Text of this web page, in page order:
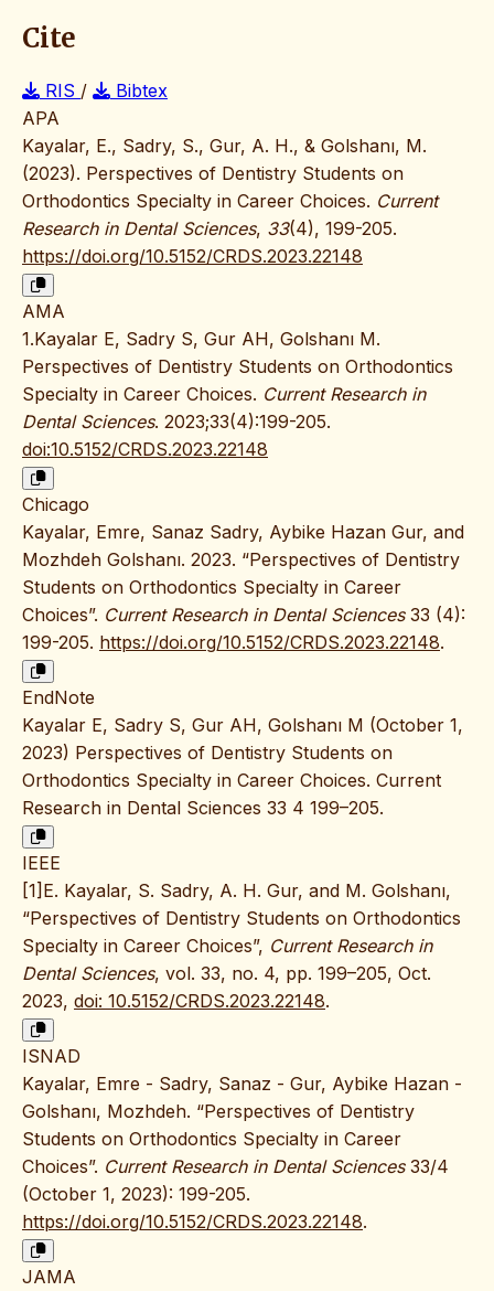
Cite
RIS /
Bibtex
APA
Kayalar, E., Sadry, S., Gur, A. H., & Golshanı, M.
(2023). Perspectives of Dentistry Students on
Orthodontics Specialty in Career Choices. Current
Research in Dental Sciences, 33(4), 199-205.
https://doi.org/10.5152/CRDS.2023.22148
AMA
1.Kayalar E, Sadry S, Gur AH, Golshanı M.
Perspectives of Dentistry Students on Orthodontics
Specialty in Career Choices. Current Research in
Dental Sciences. 2023;33(4):199-205.
doi:10.5152/CRDS.2023.22148
Chicago
Kayalar, Emre, Sanaz Sadry, Aybike Hazan Gur, and
Mozhdeh Golshanı. 2023. “Perspectives of Dentistry
Students on Orthodontics Specialty in Career
Choices”. Current Research in Dental Sciences33 (4):
199-205. https://doi.org/10.5152/CRDS.2023.22148.
EndNote
Kayalar E, Sadry S, Gur AH, Golshanı M (October 1,
2023) Perspectives of Dentistry Students on
Orthodontics Specialty in Career Choices. Current
Research in Dental Sciences 33 4 199–205.
IEEE
[1]E. Kayalar, S. Sadry, A. H. Gur, and M. Golshanı,
“Perspectives of Dentistry Students on Orthodontics
Specialty in Career Choices”, Current Research in
Dental Sciences, vol. 33, no. 4, pp. 199–205, Oct.
2023, doi: 10.5152/CRDS.2023.22148.
ISNAD
Kayalar, Emre - Sadry, Sanaz - Gur, Aybike Hazan -
Golshanı, Mozhdeh. “Perspectives of Dentistry
Students on Orthodontics Specialty in Career
Choices”. Current Research in Dental Sciences33/4
(October 1, 2023): 199-205.
https://doi.org/10.5152/CRDS.2023.22148.
JAMA